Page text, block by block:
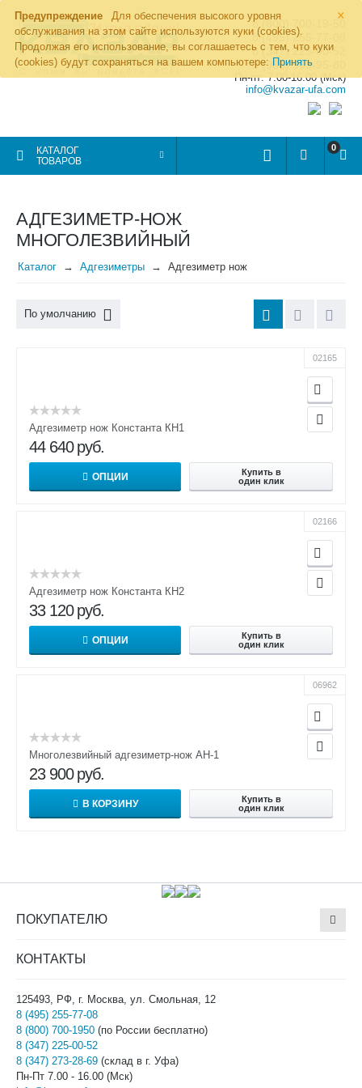
×
Предупреждение
Для обеспечения высокого уровня
обслуживания на этом сайте используются куки (cookies).
Продолжая его использование, вы соглашаетесь с тем, что куки
(cookies) будут сохраняться на вашем компьютере: Принять
8 (800) 700-19-50
8 (495) 255-77-08
8 (347) 225-00-52
8 (986) 963-95-80
Пн-пт: 7.00-16.00 (Мск)
info@kvazar-ufa.com
КАТАЛОГ
ТОВАРОВ
0
АДГЕЗИМЕТР-НОЖ
МНОГОЛЕЗВИЙНЫЙ
Каталог Адгезиметры Адгезиметр нож
По умолчанию
02165
Адгезиметр нож Константа КН1
44 640 руб.
ОПЦИИ
Купить в
один клик
02166
Адгезиметр нож Константа КН2
33 120 руб.
ОПЦИИ
Купить в
один клик
06962
Многолезвийный адгезиметр-нож АН-1
23 900 руб.
В КОРЗИНУ
Купить в
один клик
ПОКУПАТЕЛЮ
КОНТАКТЫ
125493, РФ, г. Москва, ул. Смольная, 12
8 (495) 255-77-08
8 (800) 700-1950 (по России бесплатно)
8 (347) 225-00-52
8 (347) 273-28-69 (склад в г. Уфа)
Пн-Пт 7.00 - 16.00 (Мск)